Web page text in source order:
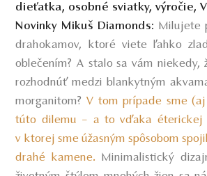
dieťatka, osobné sviatky, výročie,
Novinky Mikuš Diamonds: Milujete
drahokamov, ktoré viete ľahko
oblečením? A stalo sa vám niekedy,
rozhodnúť medzi blankytným
morganitom? V tom prípade sme
túto dilemu – a to vďaka éterickej
v ktorej sme úžasným spôsobom
drahé kamene. Minimalistický